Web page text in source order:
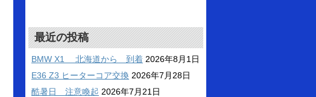
最近の投稿
BMW X1 北海道から 到着 2026年8月1日
E36 Z3 ヒーターコア交換 2026年7月28日
酷暑日 注意喚起 2026年7月21日